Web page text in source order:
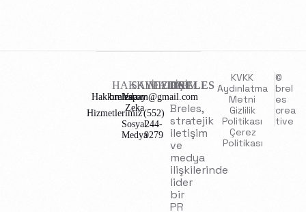
BRELES
Breles,
stratejik
iletişim
ve
medya
ilişkilerinde
lider
bir
PR
HAKKIMIZDA
Hakkımızda
Hizmetlerimiz
SAYFALAR
Yapay
Zeka
Sosyal
Medya
İLETİŞİM
brelescom@gmail.com
(552)
244-
9279
©
brel
es
crea
tive
KVKK
Aydınlatma
Metni
Gizlilik
Politikası
Çerez
Politikası